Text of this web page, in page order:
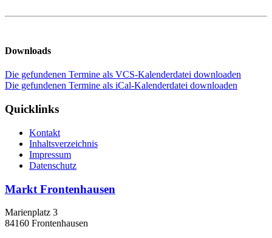
Downloads
Die gefundenen Termine als VCS-Kalenderdatei downloaden
Die gefundenen Termine als iCal-Kalenderdatei downloaden
Quicklinks
Kontakt
Inhaltsverzeichnis
Impressum
Datenschutz
Markt Frontenhausen
Marienplatz 3
84160 Frontenhausen